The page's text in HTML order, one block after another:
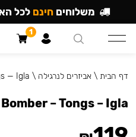
דף הבית \אביזרים לנרגילה \
— Igla
– Tongs – Igla
משלוחים חינם לכל
1